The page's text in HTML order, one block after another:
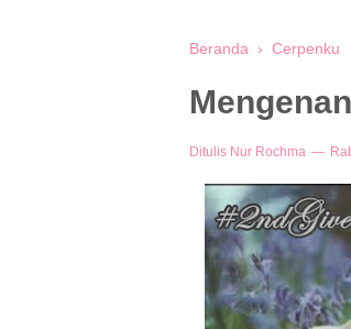
Beranda › Cerpenku
Ditulis Nur Rochma